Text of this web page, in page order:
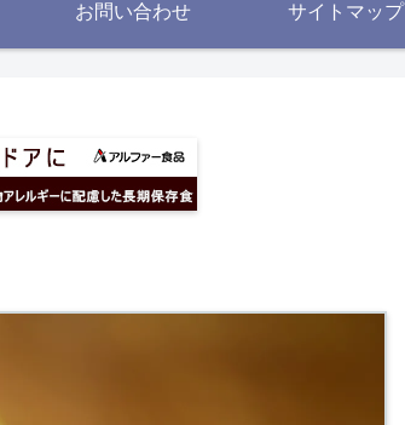
お問い合わせ サイトマップ